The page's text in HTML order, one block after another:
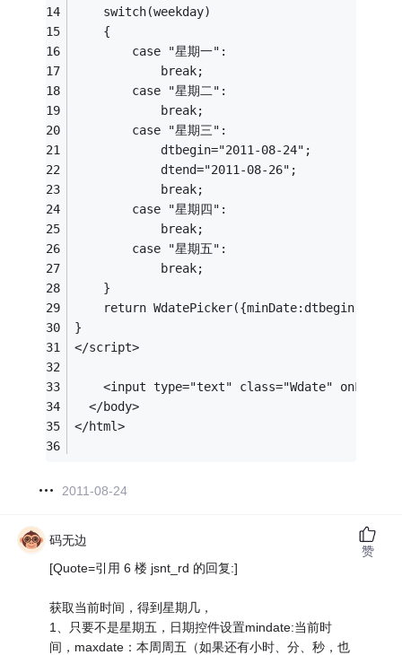
    switch(weekday)
    {
        case "星期一":
            break;
        case "星期二":
            break;
        case "星期三":
            dtbegin="2011-08-24";
            dtend="2011-08-26";
            break;
        case "星期四":
            break;
        case "星期五":
            break;
    }
return
}
</script>
<input type="text" class="Wdate"
  </body>
</html>
2011-08-24
码无边
[Quote=引用 6 楼 jsnt_rd 的回复:]
获取当前时间，得到星期几，
1、只要不是星期五，日期控件设置mindate:当前时
间，maxdate：本周周五（如果还有小时、分、秒，也
赞